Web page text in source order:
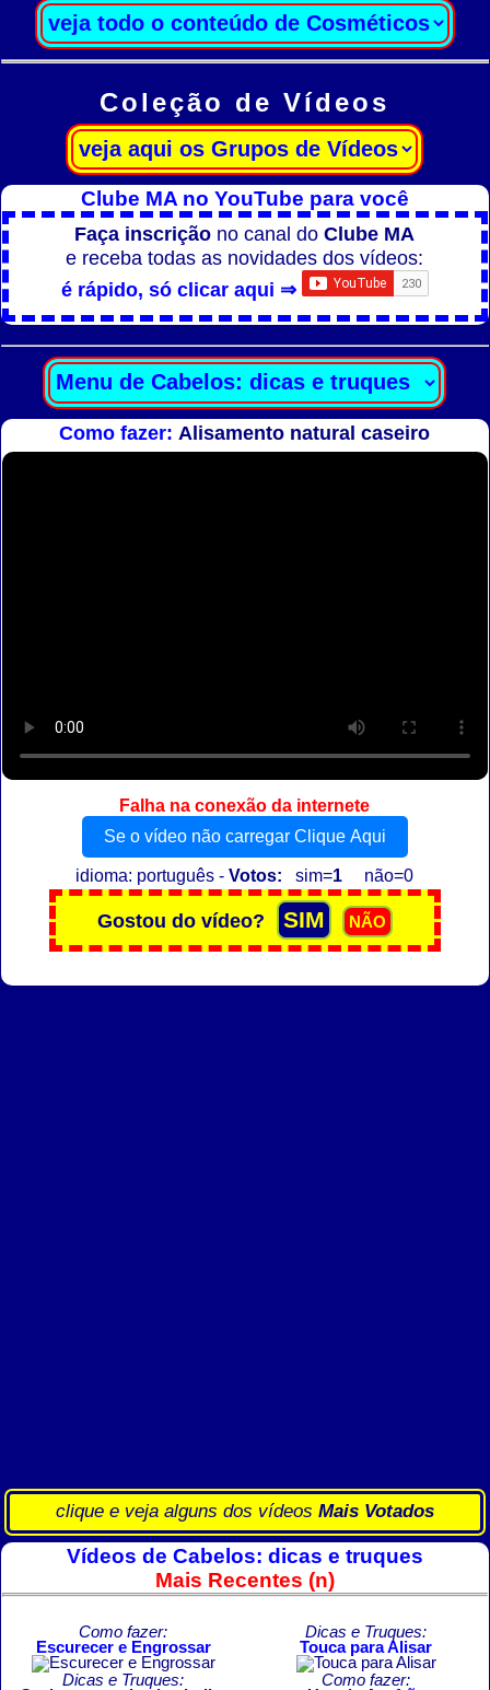
Coleção de Vídeos
Clube MA no YouTube para você
Faça inscrição no canal doClube MA
e receba todas as novidades dos vídeos:
é rápido, só clicar aqui ⇒
Como fazer: Alisamento natural caseiro
Falha na conexão da internete
Se o vídeo não carregar Clique Aqui
idioma: português -Votos: sim=1 não=0
clique e veja alguns dos vídeos Mais Votados
Vídeos de Cabelos: dicas e truques
Mais Recentes (n)
Como fazer:
Escurecer e Engrossar
Dicas e Truques:
Touca para Alisar
Dicas e Truques:
Como fazer: